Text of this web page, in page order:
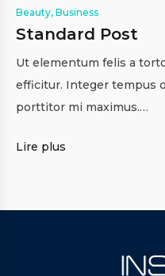
Beauty, Business
Standard Post
Ut elementum felis a
efficitur. Integer tempus
porttitor mi maximus.…
Lire plus